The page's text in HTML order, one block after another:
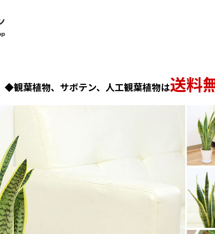
◆観葉植物、サボテン、人工観葉植物は送料